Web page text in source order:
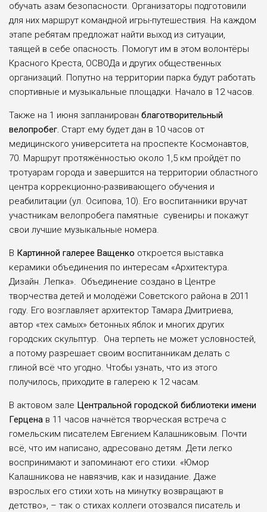
обучать азам безопасности. Организаторы подготовили
для них маршрут командной игры-путешествия. На каждом
этапе ребятам предложат найти выход из ситуации,
таящей в себе опасность. Помогут им в этом волонтёры
Красного Креста, ОСВОДа и других общественных
организаций. Попутно на территории парка будут работать
спортивные и музыкальные площадки. Начало в 12 часов.
Также на 1 июня запланирован благотворительный
велопро­бег. Старт ему будет дан в 10 часов от
медицинского университета на проспекте Космонавтов,
70. Марш­рут протяжённостью около 1,5 км прой­дёт по
тротуарам города и завершится на территории областно­го
центра коррекционно-развивающего обучения и
реабилитации (ул. Осипова, 10). Его воспитанники вручат
участникам велопробега памятные сувениры и покажут
свои лучшие музыкальные номера.
В Картинной галерее Ващенко откроется выставка
керамики объединения по интересам «Архитектура.
Дизайн. Лепка». Объединение создано в Центре
творчества детей и молодёжи Советского района в 2011
году. Его возглавляет архитектор Тамара Дмитриева,
автор «тех самых» бетонных яблок и многих других
городских скульптур. Она терпеть не может условностей,
а потому разрешает своим воспитанникам делать с
глиной всё что угодно. Чтобы узнать, что из этого
получилось, приходите в галерею к 12 часам.
В актовом зале Центральной городской библиотеки имени
Герцена в 11 часов начнётся творческая встреча с
гомельским писателем Евгением Калашниковым. Почти
всё, что им написано, адресовано детям. Дети легко
воспринимают и запоминают его стихи. «Юмор
Калашникова не навязчив, как и назидание. Даже
взрослых его стихи хоть на минутку возвращают в
детство», – так о стихах коллеги отозвался писатель и